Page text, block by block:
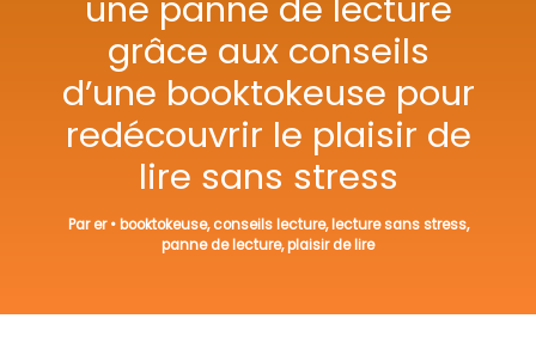
grâce aux conseils
d’une booktokeuse pour
redécouvrir le plaisir de
lire sans stress
Parer• booktokeuse,conseils lecture,lecture sans stress,
panne de lecture,plaisir de lire